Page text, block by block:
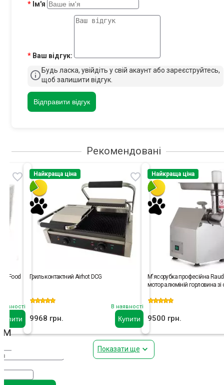
Ім'я
Ваш відгук:
Будь ласка, увійдіть у свій акаунт або зареєструйтесь,
щоб залишити відгук.
Відправити відгук
Рекомендовані
Купити Купити
Найкраща ціна
Гриль контактний Airhot DCG
В наявності
9968 грн.
Найкраща ціна
М'ясорубка професійна
мотор алюміній горловина зі
9500 грн.
Показати ще